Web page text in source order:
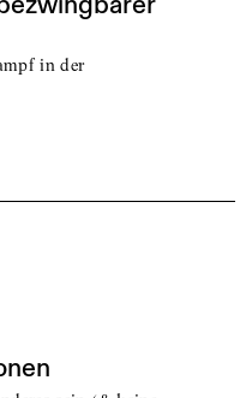
in der